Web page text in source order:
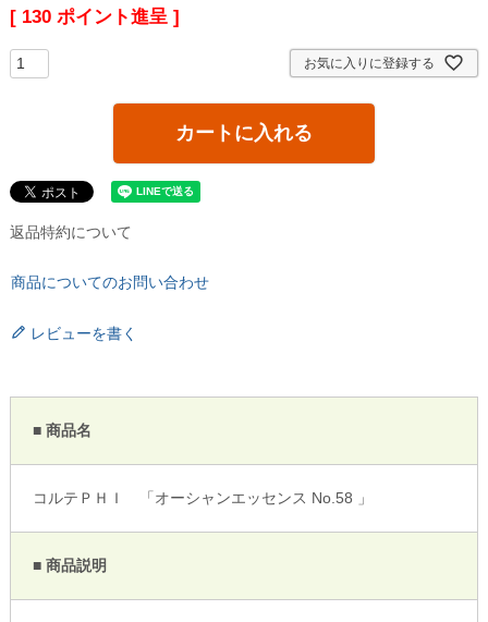
[ 130 ポイント進呈 ]
お気に入りに登録する
カートに入れる
返品特約について
商品についてのお問い合わせ
レビューを書く
■ 商品名
コルテＰＨＩ 「オーシャンエッセンス No.58 」
■ 商品説明